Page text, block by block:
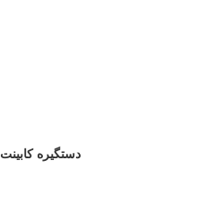
دستگیره کابینت 319C